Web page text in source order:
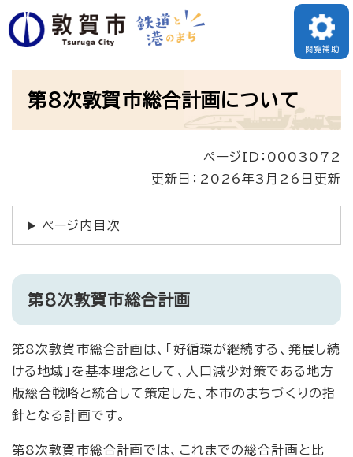
ペ
ー
閲覧補助
第8次敦賀市総合計画について
ページID：0003072
更新日：2026年3月26日更新
ページ内目次
第8次敦賀市総合計画
第8次敦賀市総合計画は、「好循環が継続する、発展し続
ける地域」を基本理念として、人口減少対策である地方
版総合戦略と統合して策定した、本市のまちづくりの指
針となる計画です。
第8次敦賀市総合計画では、これまでの総合計画と比